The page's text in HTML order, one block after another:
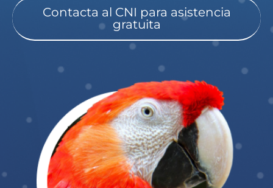
Contacta al CNI para asistencia
gratuita